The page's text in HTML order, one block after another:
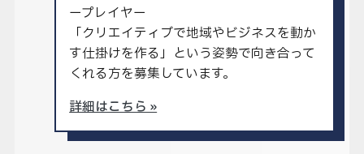
ープレイヤー
「クリエイティブで地域やビジネスを動か
す仕掛けを作る」という姿勢で向き合って
くれる方を募集しています。
詳細はこちら »